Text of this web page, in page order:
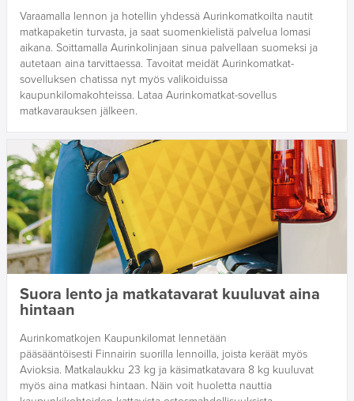
Varaamalla lennon ja hotellin yhdessä Aurinkomatkoilta nautit
matkapaketin turvasta, ja saat suomenkielistä palvelua lomasi
aikana. Soittamalla Aurinkolinjaan sinua palvellaan suomeksi ja
autetaan aina tarvittaessa. Tavoitat meidät Aurinkomatkat-
sovelluksen chatissa nyt myös valikoiduissa
kaupunkilomakohteissa. Lataa Aurinkomatkat-sovellus
matkavarauksen jälkeen.
Suora lento ja matkatavarat kuuluvat aina
hintaan
Aurinkomatkojen Kaupunkilomat lennetään
pääsääntöisesti Finnairin suorilla lennoilla, joista keräät myös
Avioksia. Matkalaukku 23 kg ja käsimatkatavara 8 kg kuuluvat
myös aina matkasi hintaan. Näin voit huoletta nauttia